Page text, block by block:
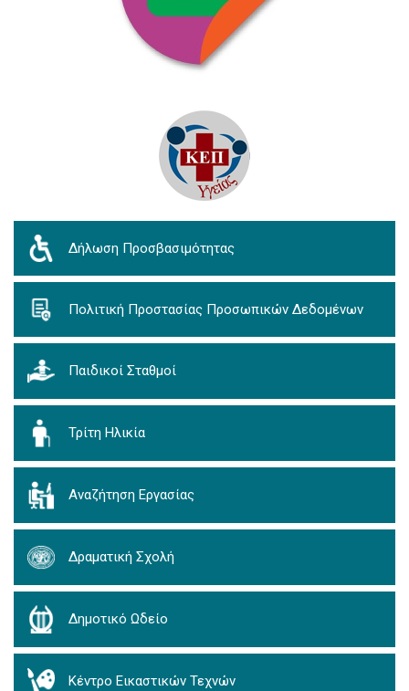
Δήλωση Προσβασιμότητας
Πολιτική Προστασίας Προσωπικών Δεδομένων
Παιδικοί Σταθμοί
Τρίτη Ηλικία
Αναζήτηση Εργασίας
Δραματική Σχολή
Δημοτικό Ωδείο
Κέντρο Εικαστικών Τεχνών